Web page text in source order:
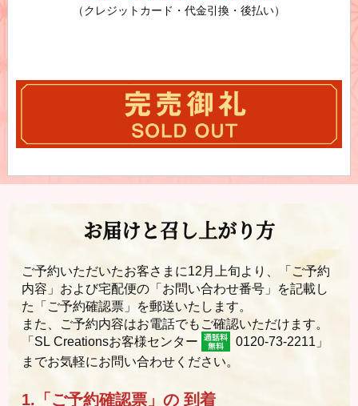
（クレジットカード・代金引換・後払い）
お届けと召し上がり方
ご予約いただいたお客さまに12月上旬より、「ご予約
内容」および宅配便の「お問い合わせ番号」を記載し
た「ご予約確認票」を郵送いたします。
また、ご予約内容はお電話でもご確認いただけます。
「SL Creationsお客様センター
0120-73-2211」
までお気軽にお問い合わせください。
1.「ご予約確認票」の 到着